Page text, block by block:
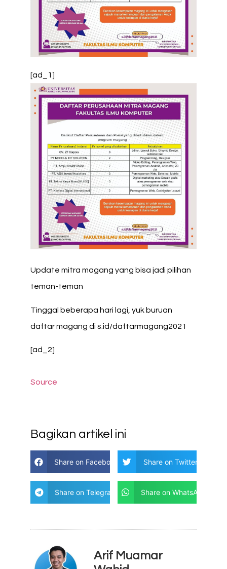
[ad_1]
Update mitra magang yang bisa jadi pilihan
teman-teman
Tinggal beberapa hari lagi, yuk buruan
daftar magang di s.id/daftarmagang2021
[ad_2]
Source
Bagikan artikel ini
Share on Facebook Share on Twitter
Share on Telegram Share on WhatsApp
Arif Muamar